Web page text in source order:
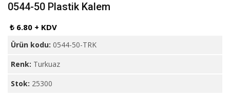
0544-50 Plastik Kalem
₺ 6.80 + KDV
Ürün kodu: 0544-50-TRK
Renk: Turkuaz
Stok: 25300